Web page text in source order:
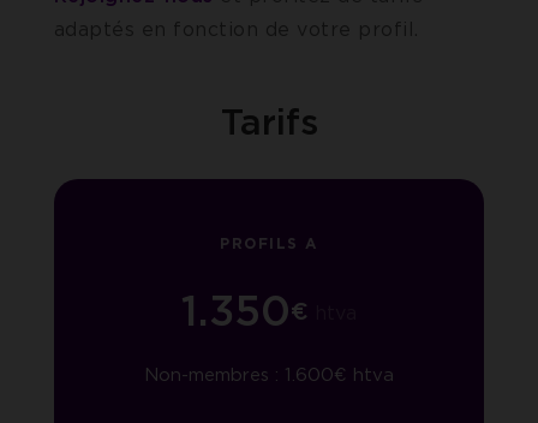
adaptés en fonction de votre profil.
Tarifs
PROFILS A
1.350€
Non-membres : 1.600€ htva